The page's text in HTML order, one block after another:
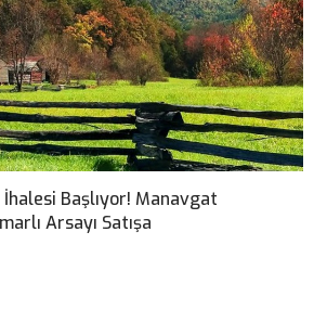
Başlıyor! Manavgat
Arsayı Satışa